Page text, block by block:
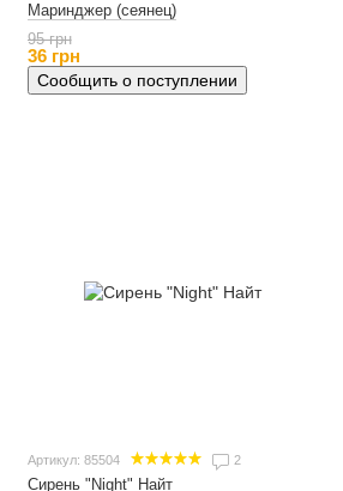
Маринджер (сеянец)
95 грн
36 грн
Сообщить о поступлении
Артикул: 85504 2
Сирень "Night" Найт